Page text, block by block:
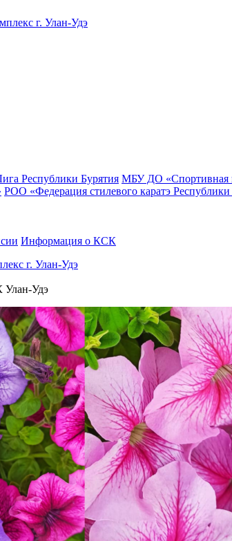
г. Улан-Удэ
Республики Бурятия МБУ ДО «Спортивная
РОО «Федерация стилевого каратэ Республики
Информация о КСК
г. Улан-Удэ
Улан-Удэ